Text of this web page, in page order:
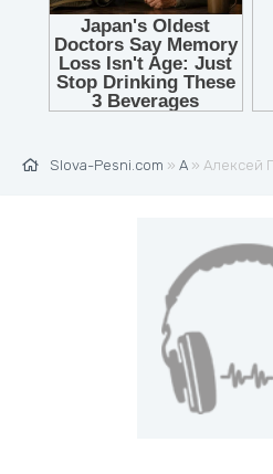
Slova-Pesni.com » А » Алексей